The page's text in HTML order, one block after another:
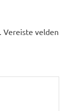
Vereiste velden